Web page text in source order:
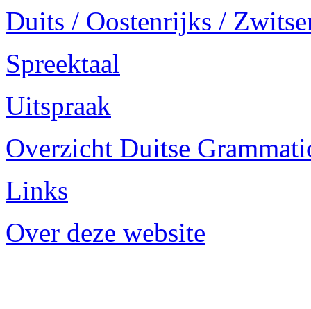
Duits / Oostenrijks /
Spreektaal
Uitspraak
Overzicht Duitse
Links
Over deze website